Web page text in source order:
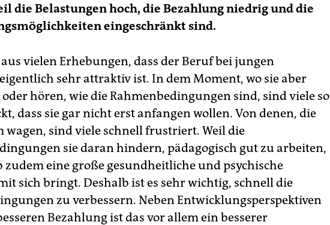
die Belastungen hoch, die Bezahlung niedrig und die
eingeschränkt sind.
vielen Erhebungen, dass der Beruf bei jungen
sehr attraktiv ist. In dem Moment, wo sie aber
hören, wie die Rahmenbedingungen sind, sind viele so
dass sie gar nicht erst anfangen wollen. Von denen, die
wagen, sind viele schnell frustriert. Weil die
sie daran hindern, pädagogisch gut zu arbeiten,
zudem eine große gesundheitliche und psychische
sich bringt. Deshalb ist es sehr wichtig, schnell die
zu verbessern. Neben Entwicklungsperspektiven
Bezahlung ist das vor allem ein besserer